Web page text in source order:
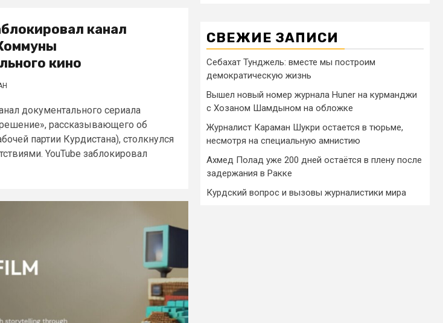
канал
кино
документального сериала
рассказывающего об
партии Курдистана), столкнулся
YouTube заблокировал
СВЕЖИЕ ЗАПИСИ
Себахат Тунджель: вместе мы построим
демократическую жизнь
Вышел новый номер журнала Huner на курманджи
с Хозаном Шамдыном на обложке
Журналист Караман Шукри остается в тюрьме,
несмотря на специальную амнистию
Ахмед Полад уже 200 дней остаётся в плену после
задержания в Ракке
Курдский вопрос и вызовы журналистики мира